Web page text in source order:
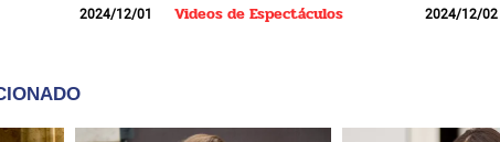
2024/12/01 Videos de Espectáculos 2024/12/02